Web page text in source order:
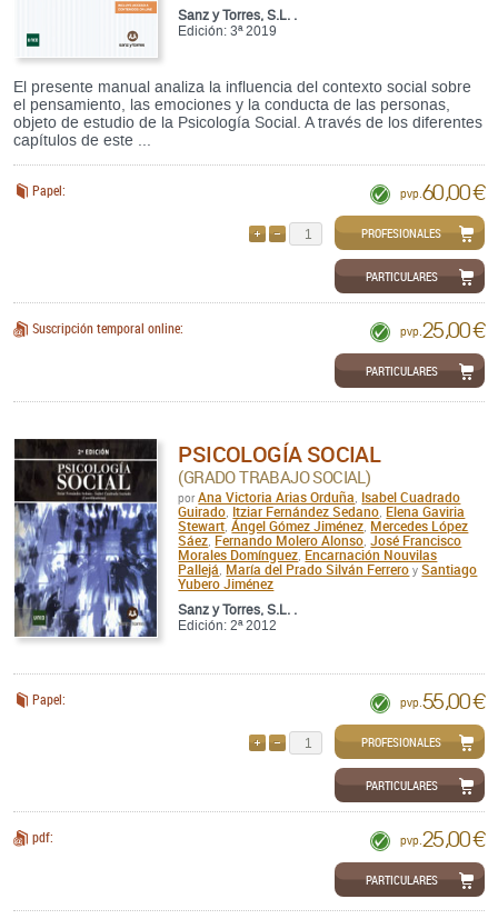
Sanz y Torres, S.L. .
Edición: 3ª 2019
El presente manual analiza la influencia del contexto social sobre
el pensamiento, las emociones y la conducta de las personas,
objeto de estudio de la Psicología Social. A través de los diferentes
capítulos de este ...
Papel: pvp. 60,00 €
QUITARPROFESIONALES
PARTICULARES
Suscripción temporal online: pvp. 25,00 €
PARTICULARES
PSICOLOGÍA SOCIAL
(GRADO TRABAJO SOCIAL)
porAna Victoria Arias Orduña Isabel Cuadrado
Guirado Itziar Fernández Sedano Elena Gaviria
Stewart ,Ángel Gómez Jiménez Mercedes López
Sáez Fernando Molero Alonso ,José Francisco
Morales Domínguez Encarnación Nouvilas
Pallejá María del Prado Silván Ferrero ySantiago
Yubero Jiménez
Sanz y Torres, S.L. .
Edición: 2ª 2012
Papel: pvp. 55,00 €
QUITARPROFESIONALES
PARTICULARES
pdf: pvp. 25,00 €
PARTICULARES